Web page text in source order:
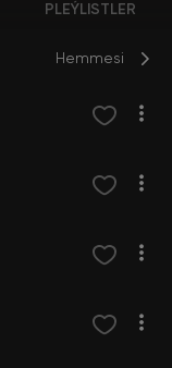
PLEÝLISTLER
Hemmesi